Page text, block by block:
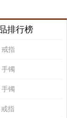
排行榜
指
镯
镯
指